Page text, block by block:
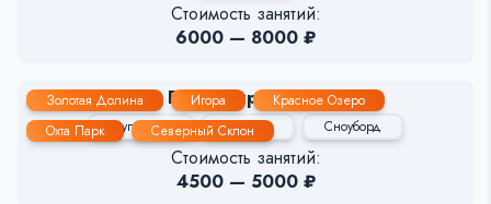
Стоимость занятий:
6000 — 8000 ₽
Золотая Долина Игора
Красное Озеро
Охта Парк
Северный Склон
Владимир Буйнов
Групповые Детские Сноуборд
Стоимость занятий:
4500 — 5000 ₽